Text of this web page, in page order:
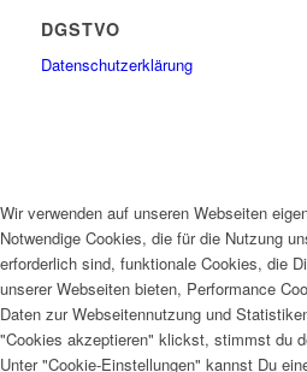
DGSTVO
Datenschutzerklärung
Wir verwenden auf unseren Webseiten
Notwendige Cookies, die für die Nutzung
erforderlich sind, funktionale Cookies, die
unserer Webseiten bieten, Performance
Daten zur Webseitennutzung und
"Cookies akzeptieren" klickst, stimmst du
Unter "Cookie-Einstellungen" kannst Du